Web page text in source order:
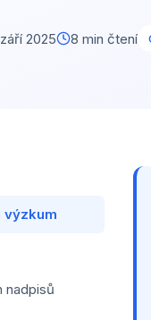
2025 8 min čtení
výzkum
nadpisů